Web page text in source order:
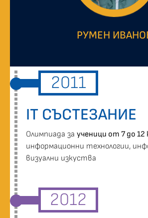
РУМЕН
2011
IT СЪСТЕЗАНИЕ
Oлимпиада за ученици от 7 до 12
информационни технологии,
визуални изкуства
2012